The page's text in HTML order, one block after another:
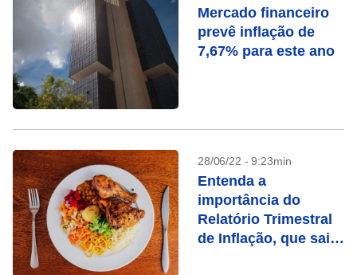
Mercado financeiro
prevê inflação de
7,67% para este ano
28/06/22 - 9:23min
Entenda a
importância do
Relatório Trimestral
de Inflação, que sai